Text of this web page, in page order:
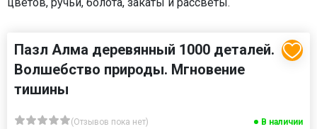
Пазл Алма деревянный 1000 деталей.
Волшебство природы. Мгновение
тишины
(Отзывов пока нет) В наличии